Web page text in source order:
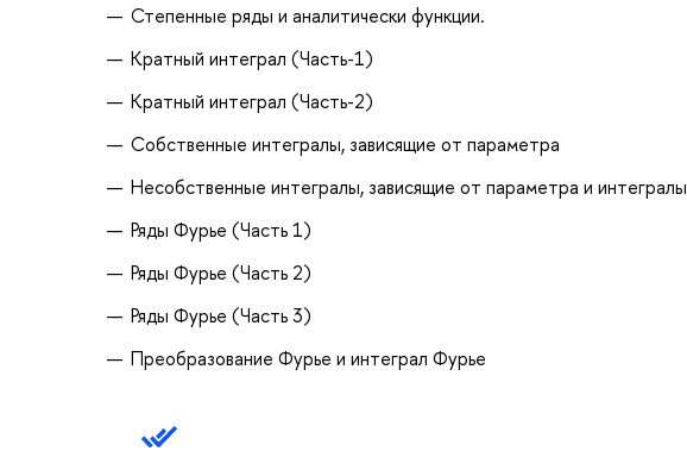
Степенные ряды и аналитически функции.
Кратный интеграл (Часть-1)
Кратный интеграл (Часть-2)
Собственные интегралы, зависящие от параметра
Несобственные интегралы, зависящие от параметра и
Ряды Фурье (Часть 1)
Ряды Фурье (Часть 2)
Ряды Фурье (Часть 3)
Преобразование Фурье и интеграл Фурье